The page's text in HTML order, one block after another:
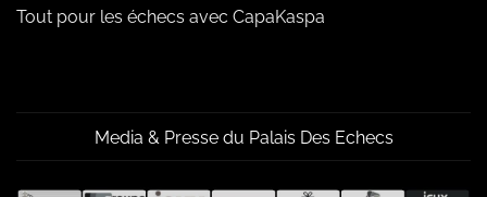
Tout pour les échecs avec CapaKaspa
Media & Presse du Palais Des Echecs